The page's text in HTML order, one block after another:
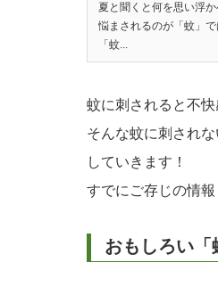
夏と聞くと何を思い浮
悩まされるのが「蚊」
「蚊...
蚊に刺されると不快
そんな蚊に刺され
していきます！
すでにご存じの情
おもしろい「